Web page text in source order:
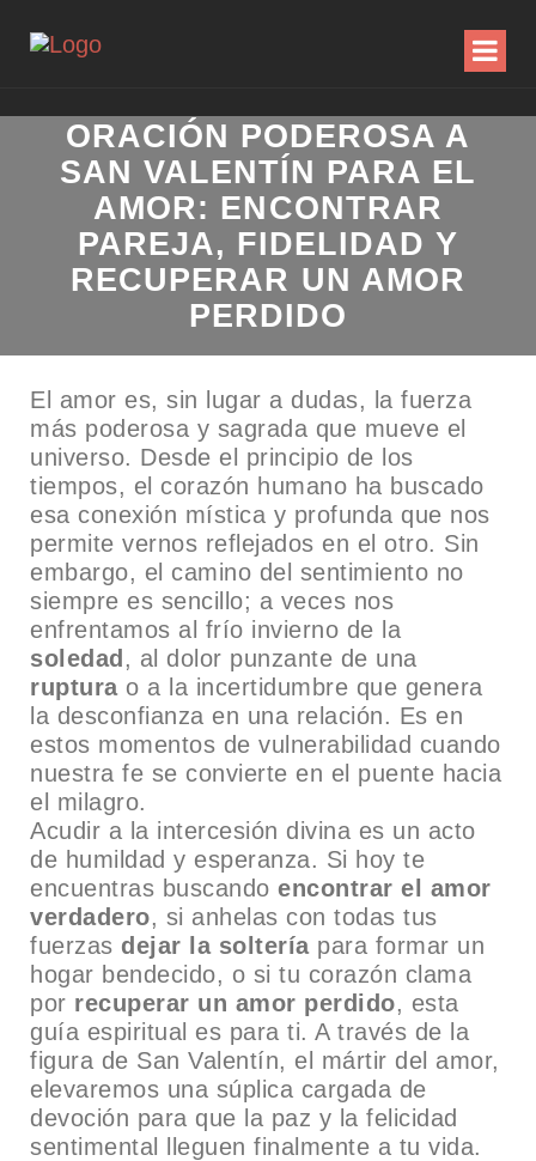
ORACIÓN PODEROSA A
SAN VALENTÍN PARA EL
AMOR: ENCONTRAR
PAREJA, FIDELIDAD Y
RECUPERAR UN AMOR
PERDIDO
El amor es, sin lugar a dudas, la fuerza
más poderosa y sagrada que mueve el
universo. Desde el principio de los
tiempos, el corazón humano ha buscado
esa conexión mística y profunda que nos
permite vernos reflejados en el otro. Sin
embargo, el camino del sentimiento no
siempre es sencillo; a veces nos
enfrentamos al frío invierno de la
soledad , al dolor punzante de una
rupturao a la incertidumbre que genera
la desconfianza en una relación. Es en
estos momentos de vulnerabilidad cuando
nuestra fe se convierte en el puente hacia
el milagro.
Acudir a la intercesión divina es un acto
de humildad y esperanza. Si hoy te
encuentras buscando encontrar el amor
verdadero, si anhelas con todas tus
fuerzas dejar la solteríapara formar un
hogar bendecido, o si tu corazón clama
por recuperar un amor perdido, esta
guía espiritual es para ti. A través de la
figura de San Valentín, el mártir del amor,
elevaremos una súplica cargada de
devoción para que la paz y la felicidad
sentimental lleguen finalmente a tu vida.